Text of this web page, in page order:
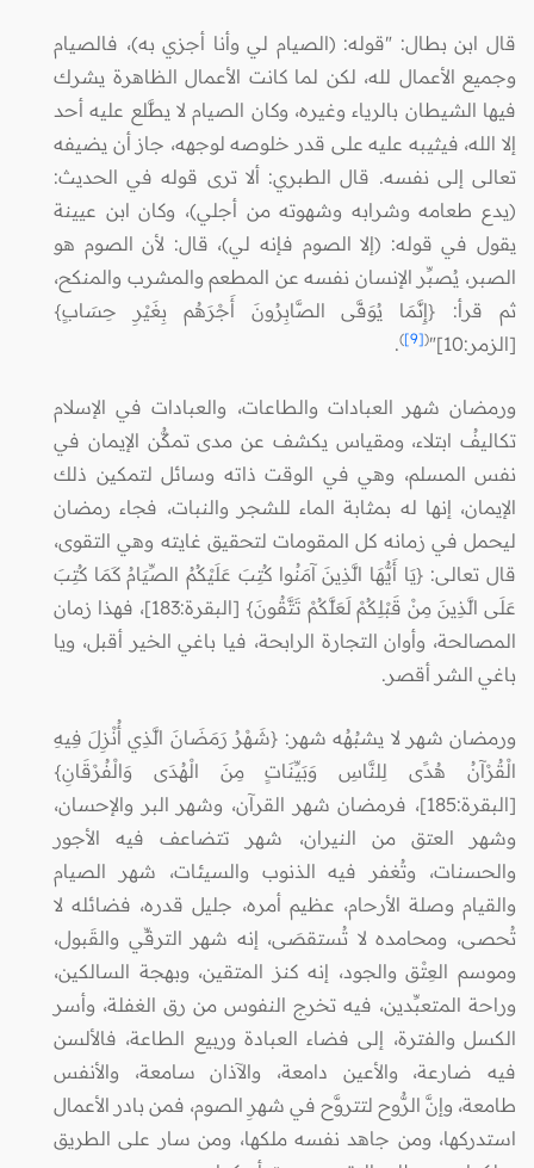
قال ابن بطال: "قوله: (الصيام لي وأنا أجزي به)، فالصيام
وجميع الأعمال لله، لكن لما كانت الأعمال الظاهرة يشرك
فيها الشيطان بالرياء وغيره، وكان الصيام لا يطَّلع عليه أحد
إلا الله، فيثيبه عليه على قدر خلوصه لوجهه، جاز أن يضيفه
تعالى إلى نفسه. قال الطبري: ألا ترى قوله في الحديث:
(يدع طعامه وشرابه وشهوته من أجلي)، وكان ابن عيينة
يقول في قوله: (إلا الصوم فإنه لي)، قال: لأن الصوم هو
الصبر، يُصبِّر الإنسان نفسه عن المطعم والمشرب والمنكح،
ثم قرأ: {إِنَّمَا يُوَفَّى الصَّابِرُونَ أَجْرَهُم بِغَيْرِ حِسَابٍ}
[الزمر:10]"
(
[9]
)
.
ورمضان شهر العبادات والطاعات، والعبادات في الإسلام
تكاليفُ ابتلاء، ومقياس يكشف عن مدى تمكُّن الإيمان في
نفس المسلم، وهي في الوقت ذاته وسائل لتمكين ذلك
الإيمان، إنها له بمثابة الماء للشجر والنبات، فجاء رمضان
ليحمل في زمانه كل المقومات لتحقيق غايته وهي التقوى،
قال تعالى: {يَا أَيُّهَا الَّذِينَ آمَنُوا كُتِبَ عَلَيْكُمُ الصِّيَامُ كَمَا كُتِبَ
عَلَى الَّذِينَ مِنْ قَبْلِكُمْ لَعَلَّكُمْ تَتَّقُونَ} [البقرة:183]، فهذا زمان
المصالحة، وأوان التجارة الرابحة، فيا باغي الخير أقبل، ويا
باغي الشر أقصر.
ورمضان شهر لا يشبُهُه شهر: {شَهْرُ رَمَضَانَ الَّذِي أُنْزِلَ فِيهِ
الْقُرْآنُ هُدًى لِلنَّاسِ وَبَيِّنَاتٍ مِنَ الْهُدَى وَالْفُرْقَانِ}
[البقرة:185]، فرمضان شهر القرآن، وشهر البر والإحسان،
وشهر العتق من النيران، شهر تتضاعف فيه الأجور
والحسنات، وتُغفر فيه الذنوب والسيئات، شهر الصيام
والقيام وصلة الأرحام، عظيم أمره، جليل قدره، فضائله لا
تُحصى، ومحامده لا تُستقصَى، إنه شهر الترقِّي والقَبول،
وموسم العِتْق والجود، إنه كنز المتقين، وبهجة السالكين،
وراحة المتعبِّدين، فيه تخرج النفوس من رق الغفلة، وأسر
الكسل والفترة، إلى فضاء العبادة وربيع الطاعة، فالألسن
فيه ضارعة، والأعين دامعة، والآذان سامعة، والأنفس
طامعة، وإنَّ الرُّوح لتتروَّح في شهرِ الصوم، فمن بادر الأعمال
استدركها، ومن جاهد نفسه ملكها، ومن سار على الطريق